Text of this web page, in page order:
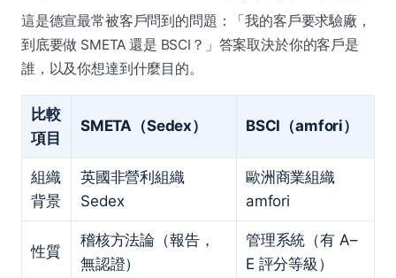
這是德宣最常被客戶問到的問題：「我的客戶要求驗廠，
到底要做 SMETA 還是 BSCI？」答案取決於你的客戶是
誰，以及你想達到什麼目的。
比較
項目
SMETA（Sedex） BSCI（amfori）
組織
背景
英國非營利組織
Sedex
歐洲商業組織
amfori
性質
稽核方法論（報告，
無認證）
管理系統（有 A–
E 評分等級）